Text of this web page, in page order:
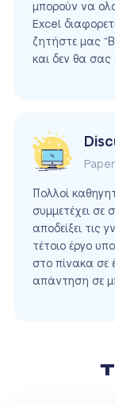
μπορούν να
Excel
ζητήστε μας
και δεν θα σας
Πολλοί
συμμετέχει
αποδείξει τις
τέτοιο έργο
στο πίνακα σε
απάντηση σε